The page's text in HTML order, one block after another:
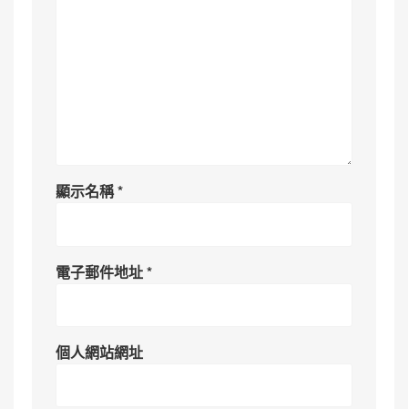
顯示名稱*
電子郵件地址*
個人網站網址